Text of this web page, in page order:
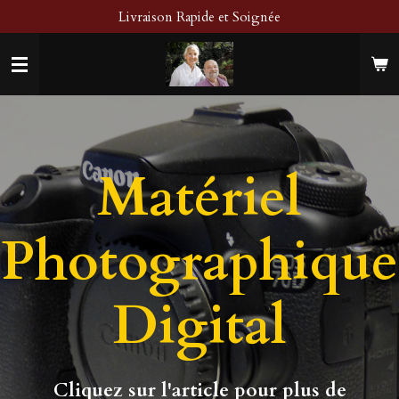
au
contenu
principal
Livraison Rapide et Soignée
Matériel
Photographique
Digital
Cliquez sur l'article pour plus de